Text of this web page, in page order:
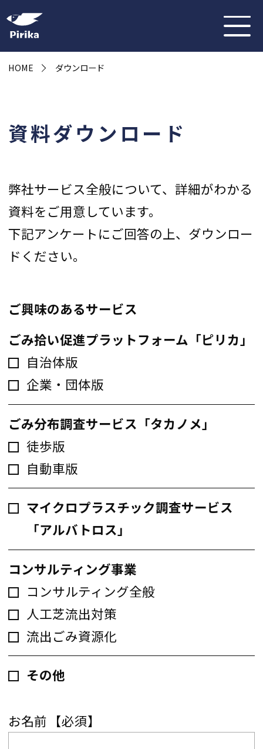
HOME ダウンロード
資料ダウンロード
弊社サービス全般について、詳細がわかる
資料をご用意しています。
下記アンケートにご回答の上、ダウンロー
ドください。
ご興味のあるサービス
ごみ拾い促進プラットフォーム「ピリカ」
自治体版
企業・団体版
ごみ分布調査サービス「タカノメ」
徒歩版
自動車版
マイクロプラスチック調査サービス
「アルバトロス」
コンサルティング事業
コンサルティング全般
人工芝流出対策
流出ごみ資源化
その他
お名前 【必須】